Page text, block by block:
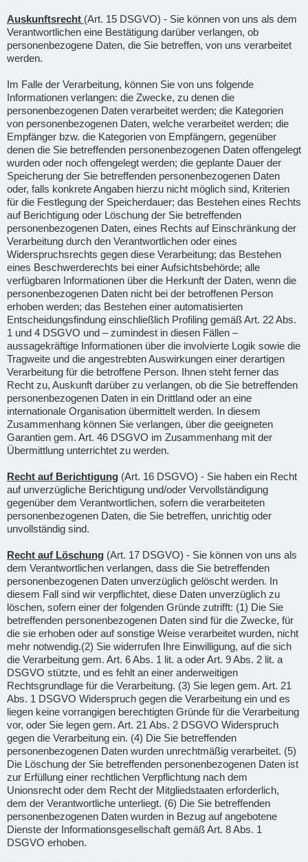
Auskunftsrecht (Art. 15 DSGVO) - Sie können von uns als dem
Verantwortlichen eine Bestätigung darüber verlangen, ob
personenbezogene Daten, die Sie betreffen, von uns verarbeitet
werden.
Im Falle der Verarbeitung, können Sie von uns folgende
Informationen verlangen: die Zwecke, zu denen die
personenbezogenen Daten verarbeitet werden; die Kategorien
von personenbezogenen Daten, welche verarbeitet werden; die
Empfänger bzw. die Kategorien von Empfängern, gegenüber
denen die Sie betreffenden personenbezogenen Daten offengelegt
wurden oder noch offengelegt werden; die geplante Dauer der
Speicherung der Sie betreffenden personenbezogenen Daten
oder, falls konkrete Angaben hierzu nicht möglich sind, Kriterien
für die Festlegung der Speicherdauer; das Bestehen eines Rechts
auf Berichtigung oder Löschung der Sie betreffenden
personenbezogenen Daten, eines Rechts auf Einschränkung der
Verarbeitung durch den Verantwortlichen oder eines
Widerspruchsrechts gegen diese Verarbeitung; das Bestehen
eines Beschwerderechts bei einer Aufsichtsbehörde; alle
verfügbaren Informationen über die Herkunft der Daten, wenn die
personenbezogenen Daten nicht bei der betroffenen Person
erhoben werden; das Bestehen einer automatisierten
Entscheidungsfindung einschließlich Profiling gemäß Art. 22 Abs.
1 und 4 DSGVO und – zumindest in diesen Fällen –
aussagekräftige Informationen über die involvierte Logik sowie die
Tragweite und die angestrebten Auswirkungen einer derartigen
Verarbeitung für die betroffene Person. Ihnen steht ferner das
Recht zu, Auskunft darüber zu verlangen, ob die Sie betreffenden
personenbezogenen Daten in ein Drittland oder an eine
internationale Organisation übermittelt werden. In diesem
Zusammenhang können Sie verlangen, über die geeigneten
Garantien gem. Art. 46 DSGVO im Zusammenhang mit der
Übermittlung unterrichtet zu werden.
Recht auf Berichtigung (Art. 16 DSGVO) - Sie haben ein Recht
auf unverzügliche Berichtigung und/oder Vervollständigung
gegenüber dem Verantwortlichen, sofern die verarbeiteten
personenbezogenen Daten, die Sie betreffen, unrichtig oder
unvollständig sind.
Recht auf Löschung (Art. 17 DSGVO) - Sie können von uns als
dem Verantwortlichen verlangen, dass die Sie betreffenden
personenbezogenen Daten unverzüglich gelöscht werden. In
diesem Fall sind wir verpflichtet, diese Daten unverzüglich zu
löschen, sofern einer der folgenden Gründe zutrifft: (1) Die Sie
betreffenden personenbezogenen Daten sind für die Zwecke, für
die sie erhoben oder auf sonstige Weise verarbeitet wurden, nicht
mehr notwendig.(2) Sie widerrufen Ihre Einwilligung, auf die sich
die Verarbeitung gem. Art. 6 Abs. 1 lit. a oder Art. 9 Abs. 2 lit. a
DSGVO stützte, und es fehlt an einer anderweitigen
Rechtsgrundlage für die Verarbeitung. (3) Sie legen gem. Art. 21
Abs. 1 DSGVO Widerspruch gegen die Verarbeitung ein und es
liegen keine vorrangigen berechtigten Gründe für die Verarbeitung
vor, oder Sie legen gem. Art. 21 Abs. 2 DSGVO Widerspruch
gegen die Verarbeitung ein. (4) Die Sie betreffenden
personenbezogenen Daten wurden unrechtmäßig verarbeitet. (5)
Die Löschung der Sie betreffenden personenbezogenen Daten ist
zur Erfüllung einer rechtlichen Verpflichtung nach dem
Unionsrecht oder dem Recht der Mitgliedstaaten erforderlich,
dem der Verantwortliche unterliegt. (6) Die Sie betreffenden
personenbezogenen Daten wurden in Bezug auf angebotene
Dienste der Informationsgesellschaft gemäß Art. 8 Abs. 1
DSGVO erhoben.